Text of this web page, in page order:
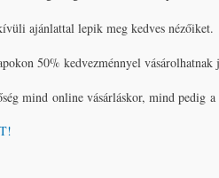
ajánlattal lepik meg kedves nézőiket.
50% kedvezménnyel
mind online vásárláskor, mind pedig